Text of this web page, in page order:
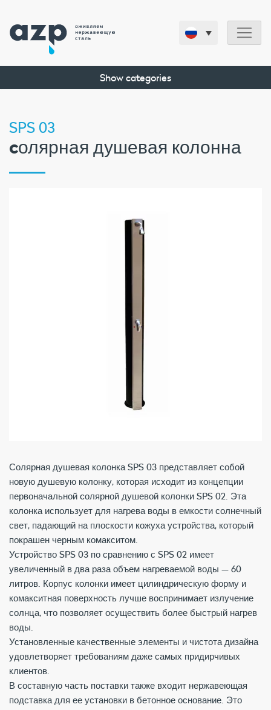
Show categories
SPS 03
cолярная душевая колонна
Солярная душевая колонка SPS 03 представляет собой
новую душевую колонку, которая исходит из концепции
первоначальной cолярной душевой колонки SPS 02. Эта
колонка использует для нагрева воды в емкости солнечный
свет, падающий на плоскости кожуха устройства, который
покрашен черным комакситом.
Устройство SPS 03 по сравнению с SPS 02 имеет
увеличенный в два раза объем нагреваемой воды — 60
литров. Корпус колонки имеет цилиндрическую форму и
комакситная поверхность лучше воспринимает излучение
солнца, что позволяет осуществить более быстрый нагрев
воды.
Установленные качественные элементы и чистота дизайна
удовлетворяет требованиям даже самых придирчивых
клиентов.
В составную часть поставки также входит нержавеющая
подставка для ее установки в бетонное основание. Это